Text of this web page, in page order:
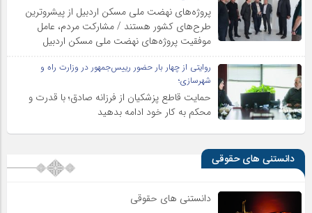
پروژه‌های نهضت ملی مسکن اردبیل از پیشروترین
طرح‌های کشور هستند / مشارکت مردم، عامل
موفقیت پروژه‌های نهضت ملی مسکن اردبیل
روایتی از چهار بار حضور رییس‌جمهور در وزارت راه و
شهرسازی؛
حمایت قاطع پزشکیان از فرزانه صادق؛ با قدرت و
محکم به کار خود ادامه بدهید
دانستنی های حقوقی
دانستنی های حقوقی